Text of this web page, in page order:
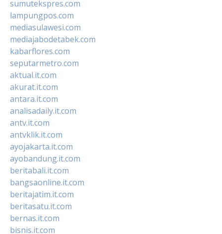
sumutekspres.com
lampungpos.com
mediasulawesi.com
mediajabodetabek.com
kabarflores.com
seputarmetro.com
aktual.it.com
akurat.it.com
antara.it.com
analisadaily.it.com
antv.it.com
antvklik.it.com
ayojakarta.it.com
ayobandung.it.com
beritabali.it.com
bangsaonline.it.com
beritajatim.it.com
beritasatu.it.com
bernas.it.com
bisnis.it.com